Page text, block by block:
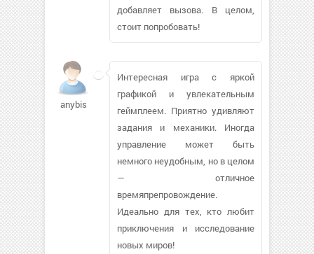
добавляет вызова. В целом,
стоит попробовать!
anybis
Интересная игра с яркой
графикой и увлекательным
геймплеем. Приятно удивляют
задания и механики. Иногда
управление может быть
немного неудобным, но в целом
— отличное
времяпрепровождение.
Идеально для тех, кто любит
приключения и исследование
новых миров!